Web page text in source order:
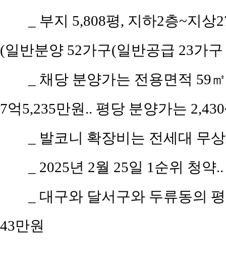
_ 부지 5,808평, 지하2층~지
(일반분양 52가구(일반공급 23가
_ 채당 분양가는 전용면적 59
7억5,235만원.. 평당 분양가는
_ 발코니 확장비는 전세대 무
_ 2025년 2월 25일 1순위 청
_ 대구와 달서구와 두류동의
43만원